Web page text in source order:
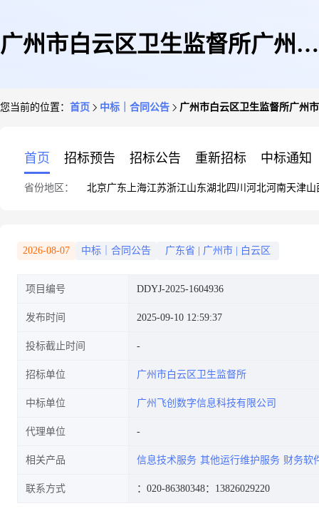
广州市白云区卫生监督所广州市
公告
您当前的位置： 首页 中标｜合同公告 广州市白云区卫生监督所广州
首页 招标预告 招标公告 重新招标 中标通知
省份地区： 北京广东 上海江苏浙江山东湖北四川 河北河南天津山
2026-08-07 中标｜合同公告 广东省 广州市 白云区
项目编号 DDYJ-2025-1604936
发布时间 2025-09-10 12:59:37
投标截止时间
招标单位 广州市白云区卫生监督所
中标单位 广州飞创数字信息科技有限公司
代理单位
相关产品 信息技术服务 其他运行维护服务 财务软
联系方式 ：020-86380348：13826029220